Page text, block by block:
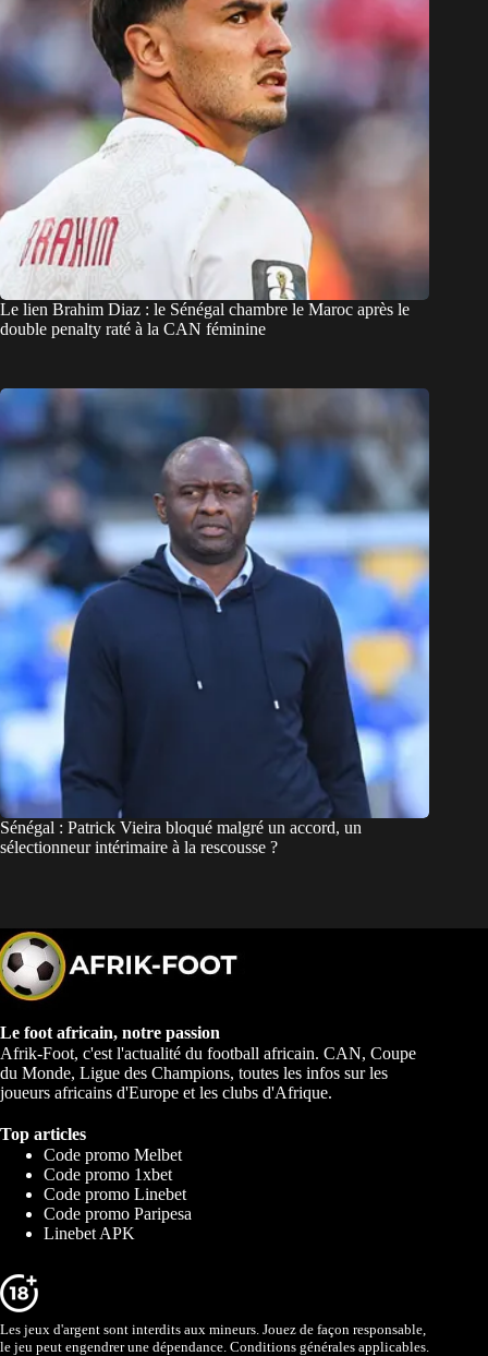
Le lien Brahim Diaz : le Sénégal chambre le Maroc après le
double penalty raté à la CAN féminine
Sénégal : Patrick Vieira bloqué malgré un accord, un
sélectionneur intérimaire à la rescousse ?
Le foot africain, notre passion
Afrik-Foot, c'est l'actualité du football africain. CAN, Coupe
du Monde, Ligue des Champions, toutes les infos sur les
joueurs africains d'Europe et les clubs d'Afrique.
Top articles
Code promo Melbet
Code promo 1xbet
Code promo Linebet
Code promo Paripesa
Linebet APK
Les jeux d'argent sont interdits aux mineurs. Jouez de façon responsable,
le jeu peut engendrer une dépendance. Conditions générales applicables.